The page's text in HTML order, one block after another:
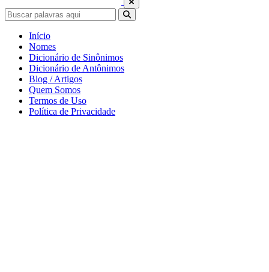
Início
Nomes
Dicionário de Sinônimos
Dicionário de Antônimos
Blog / Artigos
Quem Somos
Termos de Uso
Política de Privacidade